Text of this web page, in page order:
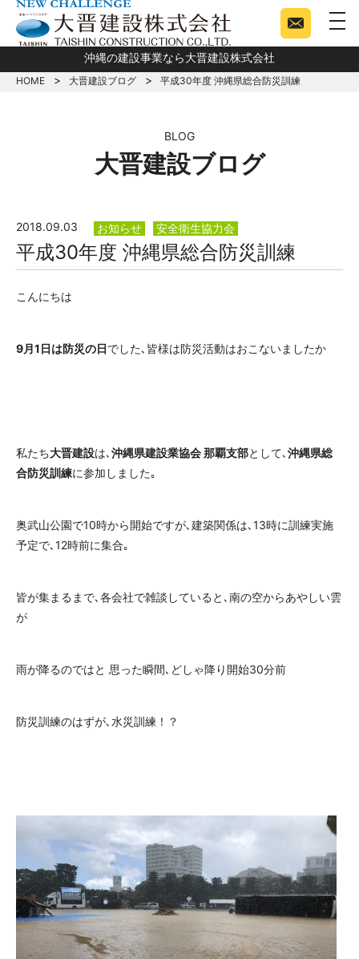
沖縄の建設事業なら大晋建設株式会社
HOME 大晋建設ブログ 平成30年度 沖縄県総合防災訓練
BLOG
大晋建設ブログ
2018.09.03 お知らせ 安全衛生協力会
平成30年度 沖縄県総合防災訓練
こんにちは
9月1日は防災の日でした､皆様は防災活動はおこないましたか
私たち大晋建設は､ 沖縄県建設業協会 那覇支部として､ 沖縄県総
合防災訓練に参加しました｡
奥武山公園で10時から開始ですが､建築関係は､13時に訓練実施
予定で､12時前に集合｡
皆が集まるまで､各会社で雑談していると､南の空からあやしい雲
が
雨が降るのではと 思った瞬間､どしゃ降り開始30分前
防災訓練のはずが､水災訓練！？